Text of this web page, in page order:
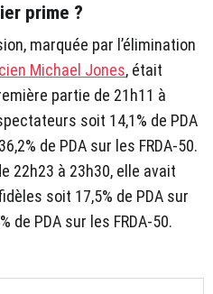
prime ?
marquée par l’élimination
Michael Jones, était
partie de 21h11 à
soit 14,1% de PDA
de PDA sur les FRDA-50.
22h23 à 23h30, elle avait
soit 17,5% de PDA sur
de PDA sur les FRDA-50.